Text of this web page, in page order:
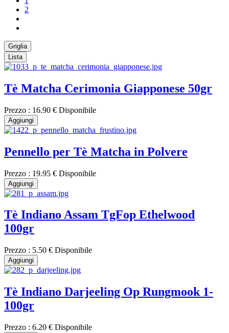
2
Griglia
Lista
Tè Matcha Cerimonia Giapponese 50gr
Prezzo : 16.90 € Disponibile
Aggiungi
Pennello per Tè Matcha in Polvere
Prezzo : 19.95 € Disponibile
Aggiungi
Tè Indiano Assam TgFop Ethelwood
100gr
Prezzo : 5.50 € Disponibile
Aggiungi
Tè Indiano Darjeeling Op Rungmook 1-
100gr
Prezzo : 6.20 € Disponibile